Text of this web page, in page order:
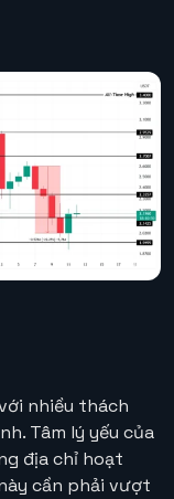
nhiều thách
Tâm lý yếu của
địa chỉ hoạt
cần phải vượt